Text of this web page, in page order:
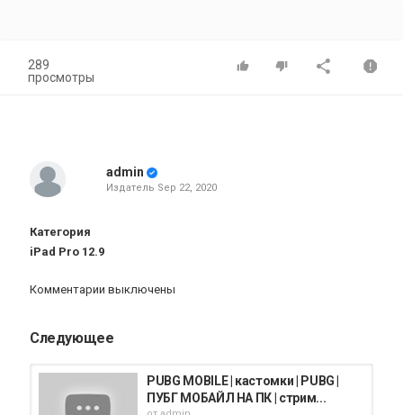
289
просмотры
admin
Издатель Sep 22, 2020
Категория
iPad Pro 12.9
Комментарии выключены
Следующее
PUBG MOBILE | кастомки | PUBG |
ПУБГ МОБАЙЛ НА ПК | стрим...